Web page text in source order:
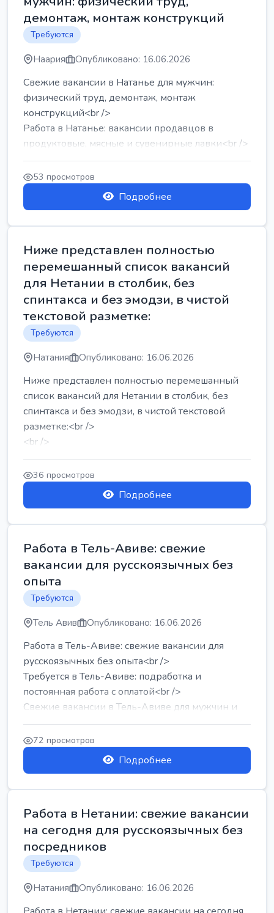
демонтаж, монтаж конструкций
Требуются
Наария Опубликовано: 16.06.2026
Свежие вакансии в Натанье для мужчин:
физический труд, демонтаж, монтаж
конструкций<br />
Работа в Натанье: вакансии продавцов в
продуктовые, мясные и сувенирные лавки<br />
Разнорабочий на сборку м...
53 просмотров
Подробнее
Ниже представлен полностью
перемешанный список вакансий
для Нетании в столбик, без
спинтакса и без эмодзи, в чистой
текстовой разметке:
Требуются
Натания Опубликовано: 16.06.2026
Ниже представлен полностью перемешанный
список вакансий для Нетании в столбик, без
спинтакса и без эмодзи, в чистой текстовой
разметке:<br />
<br />
Работа в Нетании на мебельном производстве:
требу...
36 просмотров
Подробнее
Работа в Тель-Авиве: свежие
вакансии для русскоязычных без
опыта
Требуются
Тель Авив Опубликовано: 16.06.2026
Работа в Тель-Авиве: свежие вакансии для
русскоязычных без опыта<br />
Требуется в Тель-Авиве: подработка и
постоянная работа с оплатой<br />
Свежие вакансии в Тель-Авиве для мужчин и
женщин от хозя...
72 просмотров
Подробнее
Работа в Нетании: свежие вакансии
на сегодня для русскоязычных без
посредников
Требуются
Натания Опубликовано: 16.06.2026